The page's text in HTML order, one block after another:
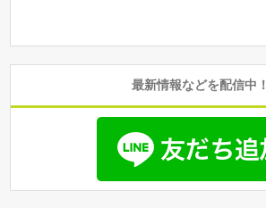
最新情報などを配信中！